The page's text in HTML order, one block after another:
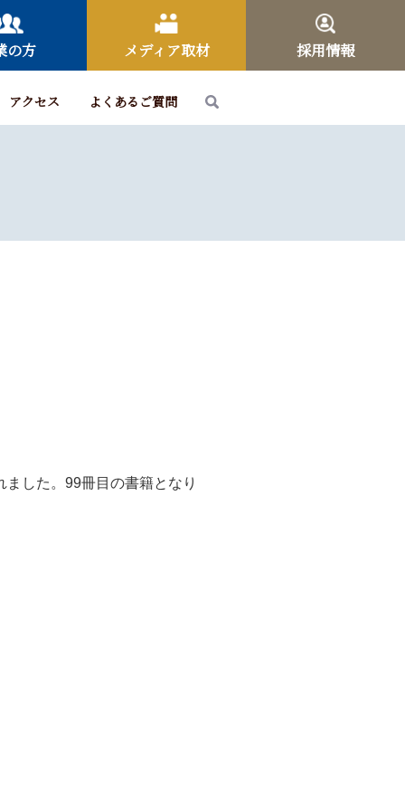
の方 メディア取材 採用情報
アクセス よくあるご質問
した。99冊目の書籍となり